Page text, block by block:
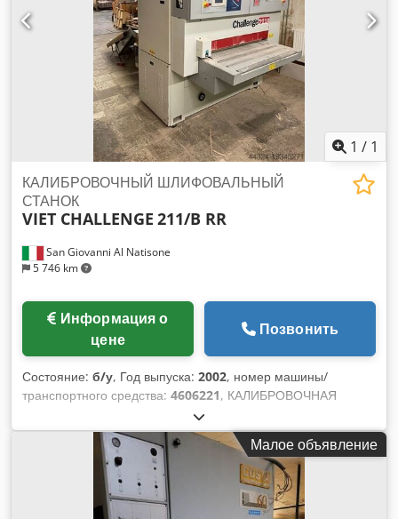
1 / 1
San Giovanni Al Natisone
5 746 km
КАЛИБРОВОЧНЫЙ ШЛИФОВАЛЬНЫЙ
СТАНОК
VIET CHALLENGE 211/B RR
цене
Позвонить
Состояние: б/у, Год выпуска: 2002, номер машины/
транспортного средства: 4606221, КАЛИБРОВОЧНАЯ
ШЛИФОВАЛЬНАЯ МАШИНА VIET CHALLENGE MOD. 211/B
RR - СТАНДАРТЫ CE - Б/У - Ширина мм. 1100 Dsdpfx
Alewrn N Djfjkr - Диаметр первого резинового ролика 180
мм. - Диаметр второго резинового ролика 250 мм. -
Депрессор - Развитие ленты 2620X1130 мм. - Двигатель 18
кВт - Серийный номер 4606221 - Год 2002
Малое объявление